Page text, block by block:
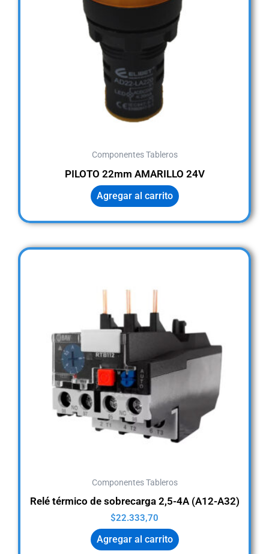
Componentes Tableros
PILOTO 22mm AMARILLO 24V
Agregar al carrito
Componentes Tableros
Relé térmico de sobrecarga 2,5-4A (A12-A32)
$22.333,70
Agregar al carrito